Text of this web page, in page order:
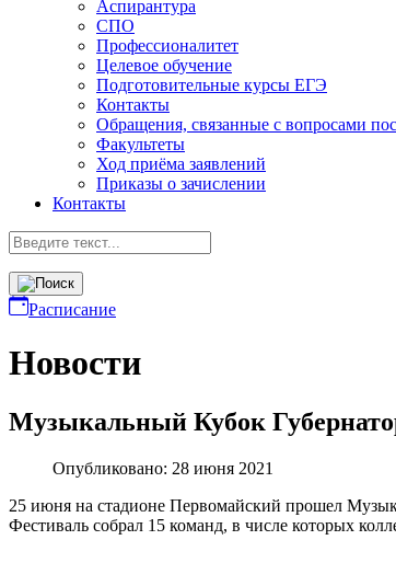
Аспирантура
СПО
Профессионалитет
Целевое обучение
Подготовительные курсы ЕГЭ
Контакты
Обращения, связанные с вопросами
Факультеты
Ход приёма заявлений
Приказы о зачислении
Контакты
Расписание
Новости
Музыкальный Кубок
Опубликовано: 28 июня 2021
25 июня на стадионе Первомайский прошел
Фестиваль собрал 15 команд, в числе которых